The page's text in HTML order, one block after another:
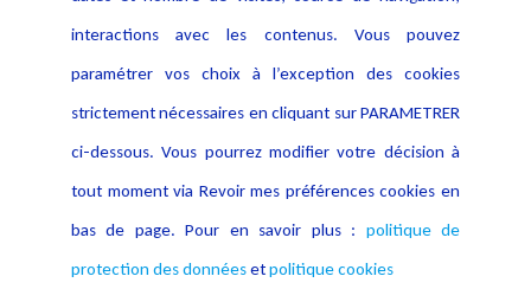
interactions avec les contenus. Vous pouvez
paramétrer vos choix à l’exception des cookies
strictement nécessaires en cliquant sur PARAMETRER
ci-dessous. Vous pourrez modifier votre décision à
tout moment via Revoir mes préférences cookies en
bas de page. Pour en savoir plus : politique de
protection des donnéesetpolitique cookies